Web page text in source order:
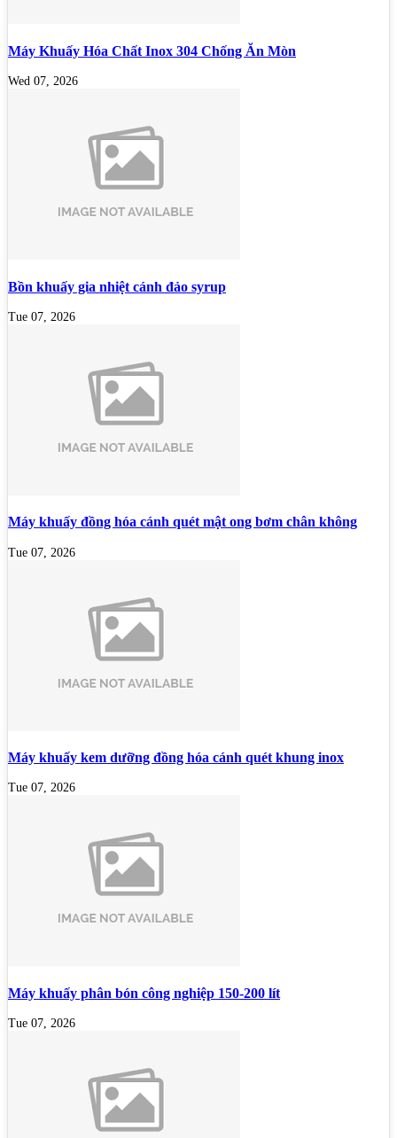
Máy Khuấy Hóa Chất Inox 304 Chống Ăn Mòn
Wed 07, 2026
Bồn khuấy gia nhiệt cánh đảo syrup
Tue 07, 2026
Máy khuấy đồng hóa cánh quét mật ong bơm chân không
Tue 07, 2026
Máy khuấy kem dưỡng đồng hóa cánh quét khung inox
Tue 07, 2026
Máy khuấy phân bón công nghiệp 150-200 lít
Tue 07, 2026